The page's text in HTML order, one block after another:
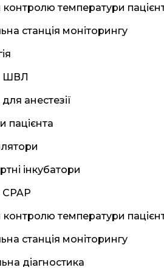
температури
станція моніторингу
ШВЛ
анестезії
пацієнта
інкубатори
температури
станція моніторингу
діагностика